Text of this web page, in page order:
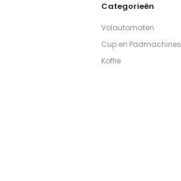
Categorieën
Volautomaten
Cup en Padmachines
Koffie